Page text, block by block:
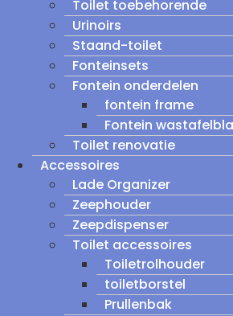
Toilet toebehorende
Urinoirs
Staand-toilet
Fonteinsets
Fontein onderdelen
fontein frame
Fontein
Toilet renovatie
Accessoires
Lade Organizer
Zeephouder
Zeepdispenser
Toilet accessoires
Toiletrolhouder
toiletborstel
Prullenbak